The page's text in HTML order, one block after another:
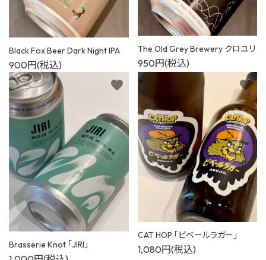
Black Fox Beer Dark Night IPA
900円(税込)
The Old Grey Brewery クロユリ
950円(税込)
Brasserie Knot 「JIRI」
favorite
CAT HOP 「ビベールラガー」
1,080円(税込)
favorite